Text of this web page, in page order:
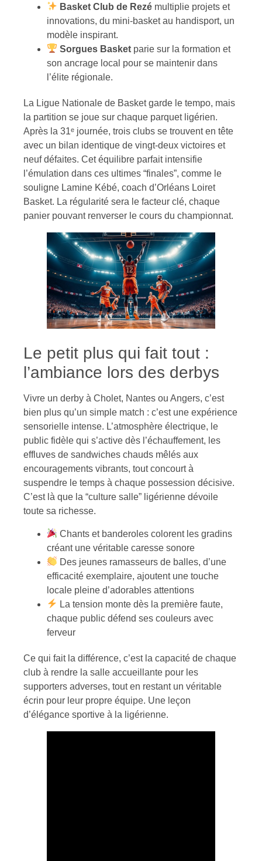
Basket Club de Rezé multiplie projets et
innovations, du mini-basket au handisport, un
modèle inspirant.
Sorgues Basket parie sur la formation et
son ancrage local pour se maintenir dans
l’élite régionale.
La Ligue Nationale de Basket garde le tempo, mais
la partition se joue sur chaque parquet ligérien.
Après la 31ᵉ journée, trois clubs se trouvent en tête
avec un bilan identique de vingt-deux victoires et
neuf défaites. Cet équilibre parfait intensifie
l’émulation dans ces ultimes “finales”, comme le
souligne Lamine Kébé, coach d’Orléans Loiret
Basket. La régularité sera le facteur clé, chaque
panier pouvant renverser le cours du championnat.
Le petit plus qui fait tout :
l’ambiance lors des derbys
Vivre un derby à Cholet, Nantes ou Angers, c’est
bien plus qu’un simple match : c’est une expérience
sensorielle intense. L’atmosphère électrique, le
public fidèle qui s’active dès l’échauffement, les
effluves de sandwiches chauds mêlés aux
encouragements vibrants, tout concourt à
suspendre le temps à chaque possession décisive.
C’est là que la “culture salle” ligérienne dévoile
toute sa richesse.
Chants et banderoles colorent les gradins
créant une véritable caresse sonore
Des jeunes ramasseurs de balles, d’une
efficacité exemplaire, ajoutent une touche
locale pleine d’adorables attentions
La tension monte dès la première faute,
chaque public défend ses couleurs avec
ferveur
Ce qui fait la différence, c’est la capacité de chaque
club à rendre la salle accueillante pour les
supporters adverses, tout en restant un véritable
écrin pour leur propre équipe. Une leçon
d’élégance sportive à la ligérienne.